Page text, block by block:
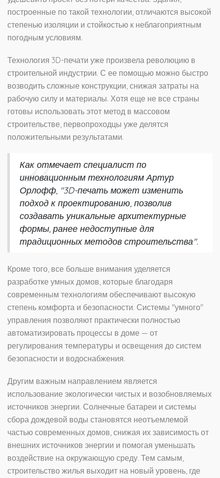
построенные по такой технологии, отличаются высокой
степенью изоляции и стойкостью к неблагоприятным
погодным условиям.
Технология 3D-печати уже произвела революцию в
строительной индустрии. С ее помощью можно быстро
возводить сложные конструкции, снижая затраты на
рабочую силу и материалы. Хотя еще не все страны
готовы использовать этот метод в массовом
строительстве, первопроходцы уже делятся
положительными результатами.
Как отмечает специалист по
инновационным технологиям Артур
Орлофф, "3D-печать может изменить
подход к проектированию, позволив
создавать уникальные архитектурные
формы, ранее недоступные для
традиционных методов строительства".
Кроме того, все больше внимания уделяется
разработке умных домов, которые благодаря
современным технологиям обеспечивают высокую
степень комфорта и безопасности. Системы "умного"
управления позволяют практически полностью
автоматизировать процессы в доме — от
регулирования температуры и освещения до систем
безопасности и водоснабжения.
Другим важным направлением является
использование экологически чистых и возобновляемых
источников энергии. Солнечные батареи и системы
сбора дождевой воды становятся неотъемлемой
частью современных домов, снижая их зависимость от
внешних источников энергии и помогая уменьшать
воздействие на окружающую среду. Тем самым,
строительство жилья выходит на новый уровень, где